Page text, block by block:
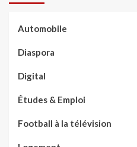
Automobile
Diaspora
Digital
Études & Emploi
Football à la télévision